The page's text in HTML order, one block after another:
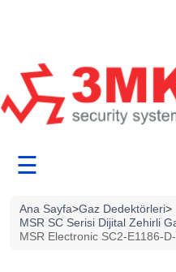
☰
Ana Sayfa>Gaz Dedektörleri>
MSR SC Serisi Dijital Zehirli
MSR Electronic SC2-E1186-